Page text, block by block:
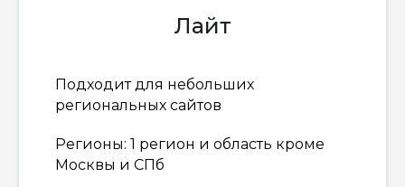
Лайт
Подходит для небольших
региональных сайтов
Регионы: 1 регион и область кроме
Москвы и СПб